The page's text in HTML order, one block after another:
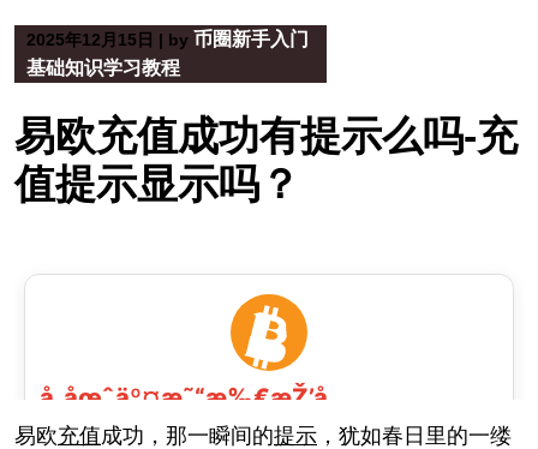
2025年12月15日 | by 币圈新手入门
基础知识学习教程
易欧充值成功有提示么吗-充
值提示显示吗？
易欧充值成功，那一瞬间的提示 ，犹如春日里的一缕